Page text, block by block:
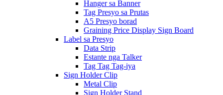
Hanger sa Banner
Tag Presyo sa Prutas
A5 Presyo borad
Graining Price Display Sign Board
Label sa Presyo
Data Strip
Estante nga Talker
Tag Tag Tag-iya
Sign Holder Clip
Metal Clip
Sign Holder Stand